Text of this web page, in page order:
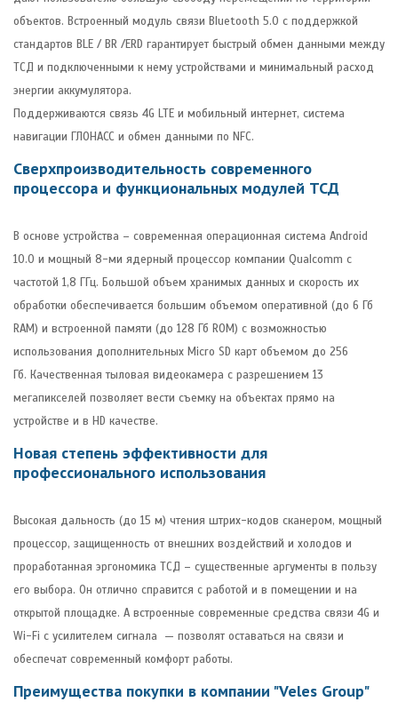
объектов. Встроенный модуль связи Bluetooth 5.0 c поддержкой
стандартов BLE / BR /ERD гарантирует быстрый обмен данными между
ТСД и подключенными к нему устройствами и минимальный расход
энергии аккумулятора.
Поддерживаются связь 4G LTE и мобильный интернет, система
навигации ГЛОНАСС и обмен данными по NFC.
Сверхпроизводительность современного
процессора и функциональных модулей ТСД
В основе устройства – современная операционная система Android
10.0 и мощный 8-ми ядерный процессор компании Qualcomm с
частотой 1,8 ГГц. Большой объем хранимых данных и скорость их
обработки обеспечивается большим объемом оперативной (до 6 Гб
RAM) и встроенной памяти (до 128 Гб ROM) с возможностью
использования дополнительных Micro SD карт объемом до 256
Гб. Качественная тыловая видеокамера с разрешением 13
мегапикселей позволяет вести съемку на объектах прямо на
устройстве и в HD качестве.
Новая степень эффективности для
профессионального использования
Высокая дальность (до 15 м) чтения штрих-кодов сканером, мощный
процессор, защищенность от внешних воздействий и холодов и
проработанная эргономика ТСД – существенные аргументы в пользу
его выбора. Он отлично справится с работой и в помещении и на
открытой площадке. А встроенные современные средства связи 4G и
Wi-Fi с усилителем сигнала — позволят оставаться на связи и
обеспечат современный комфорт работы.
Преимущества покупки в компании "Veles Group"